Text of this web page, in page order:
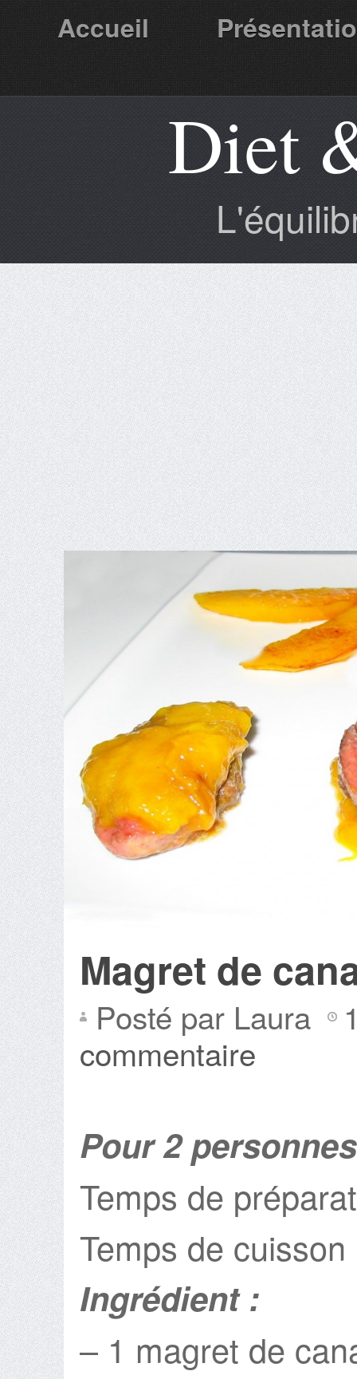
Accueil
Partenaires Diet
Magret de
Posté par Laura
commentaire
Pour 2 personnes
Temps de
Temps de
Ingrédient :
– 1 magret de